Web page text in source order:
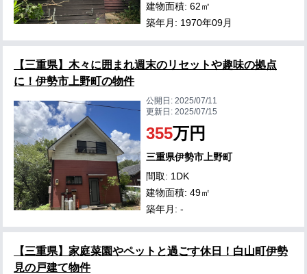
建物面積: 62㎡
築年月: 1970年09月
【三重県】木々に囲まれ週末のリセットや趣味の拠点
に！伊勢市上野町の物件
公開日:2025/07/11
更新日:2025/07/15
355万円
三重県伊勢市上野町
間取: 1DK
建物面積: 49㎡
築年月: -
【三重県】家庭菜園やペットと過ごす休日！白山町伊勢
見の戸建て物件